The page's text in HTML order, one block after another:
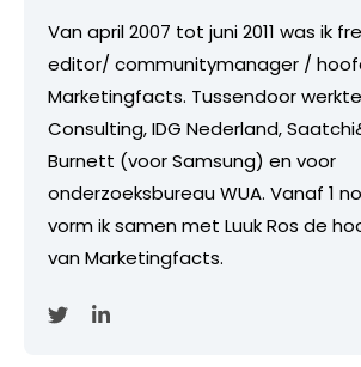
Van april 2007 tot juni 2011 was ik
editor/ communitymanager /
Marketingfacts. Tussendoor
Consulting, IDG Nederland,
Burnett (voor Samsung) en voor
onderzoeksbureau WUA. Vanaf 1
vorm ik samen met Luuk Ros de
van Marketingfacts.